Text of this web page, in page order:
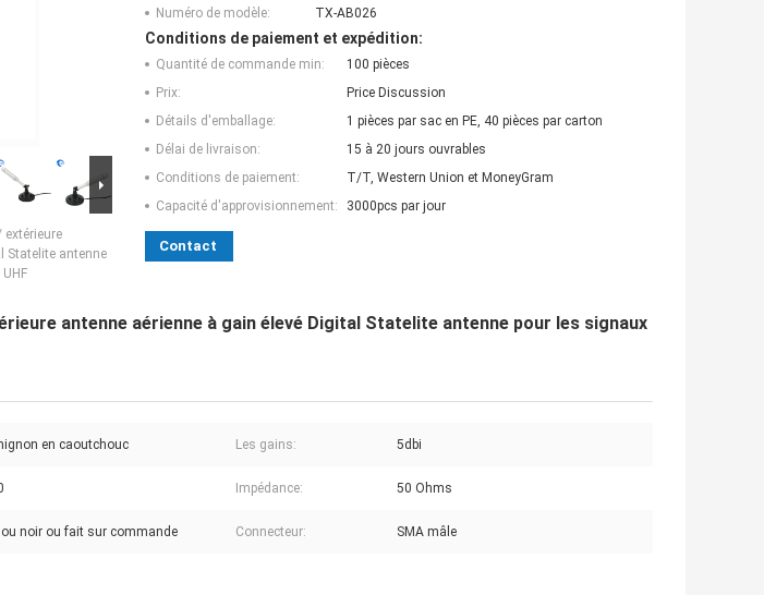
extérieure
Statelite antenne
Numéro de modèle:
TX-AB026
Conditions de paiement et expédition:
Quantité de commande min:
100 pièces
Prix:
Price Discussion
Détails d'emballage:
1 pièces par sac en PE, 40 pièces par carton
Délai de livraison:
15 à 20 jours ouvrables
Conditions de paiement:
T/T, Western Union et MoneyGram
Capacité d'approvisionnement:
3000pcs par jour
Contact
antenne aérienne à gain élevé Digital Statelite antenne pour les signaux
en caoutchouc Les gains: 5dbi
Impédance: 50 Ohms
ou noir ou fait sur commande Connecteur: SMA mâle